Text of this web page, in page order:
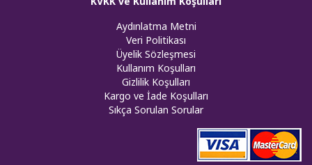
Aydınlatma Metni
Veri Politikası
Üyelik Sözleşmesi
Kullanım Koşulları
Gizlilik Koşulları
Kargo ve İade Koşulları
Sıkça Sorulan Sorular